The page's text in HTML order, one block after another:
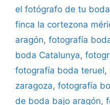
el fotógrafo de tu boda
finca la cortezona
aragón, fotografía
boda Catalunya,
fotografía boda teruel,
zaragoza, fotografía
de boda bajo aragón,